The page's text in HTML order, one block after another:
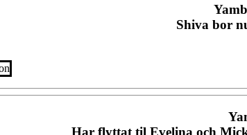
Shiva bor
Har flyttat til Evelina och